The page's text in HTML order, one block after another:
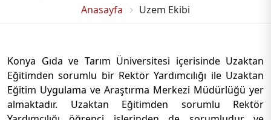
Anasayfa Uzem Ekibi
Konya Gıda ve Tarım Üniversitesi içerisinde Uzaktan
Eğitimden sorumlu bir Rektör Yardımcılığı ile Uzaktan
Eğitim Uygulama ve Araştırma Merkezi Müdürlüğü yer
almaktadır. Uzaktan Eğitimden sorumlu Rektör